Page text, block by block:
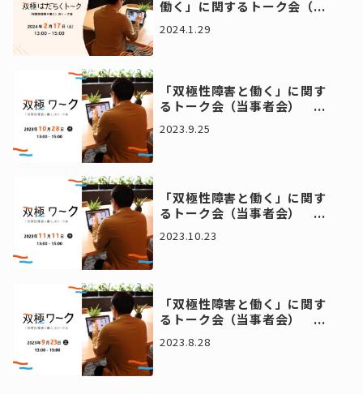
働く」に関するトーク会（...
2024.1.29
「双極性障害と働く」に関す
るトーク会（当事者会） ...
2023.9.25
「双極性障害と働く」に関す
るトーク会（当事者会） ...
2023.10.23
「双極性障害と働く」に関す
るトーク会（当事者会） ...
2023.8.28